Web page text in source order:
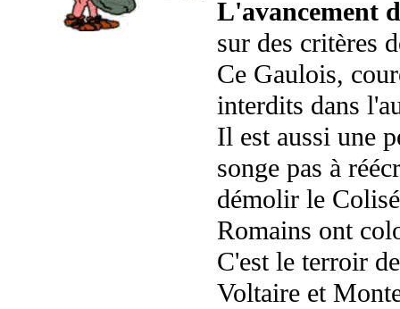
L'avancement
sur des critères
Ce Gaulois,
interdits dans
Il est aussi une
songe pas à
démolir le
Romains ont
C'est le terroir
Voltaire et